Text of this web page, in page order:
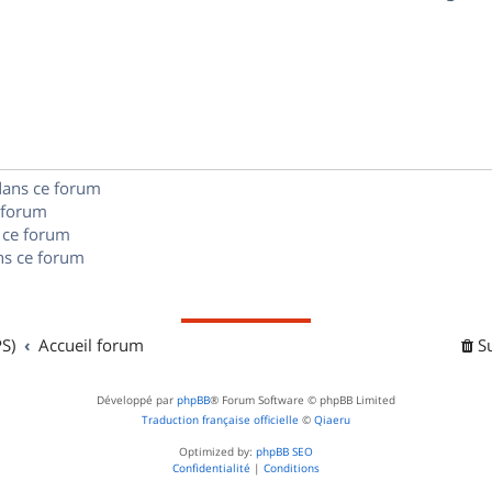
e
ce forum
forum
ce forum
Accueil forum
Développé par phpBB® Forum Software © phpBB Limited
Traduction française officielle © Qiaeru
Optimized by: phpBB SEO
Confidentialité | Conditions